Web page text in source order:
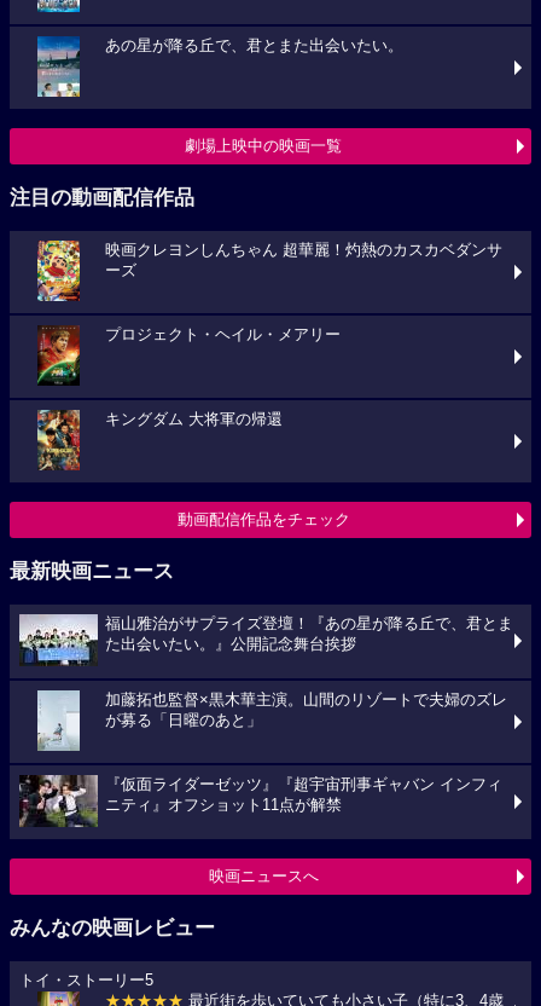
あの星が降る丘で、君とまた出会いたい。
劇場上映中の映画一覧
注目の動画配信作品
映画クレヨンしんちゃん 超華麗！灼熱のカスカベダンサ
ーズ
プロジェクト・ヘイル・メアリー
キングダム 大将軍の帰還
動画配信作品をチェック
最新映画ニュース
福山雅治がサプライズ登壇！『あの星が降る丘で、君とま
た出会いたい。』公開記念舞台挨拶
加藤拓也監督×黒木華主演。山間のリゾートで夫婦のズレ
が募る「日曜のあと」
『仮面ライダーゼッツ』『超宇宙刑事ギャバン インフィ
ニティ』オフショット11点が解禁
映画ニュースへ
みんなの映画レビュー
トイ・ストーリー5
★★★★★ 最近街を歩いていても小さい子（特に3、4歳